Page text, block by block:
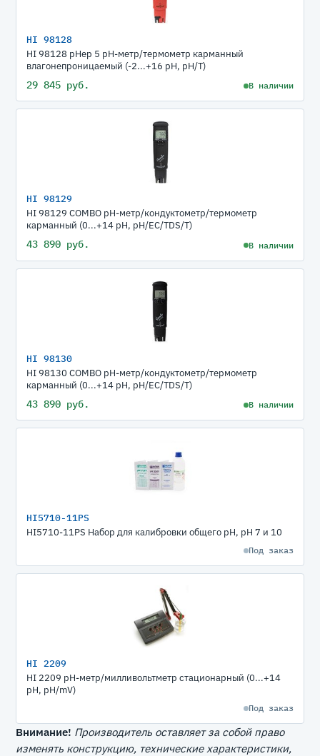
HI 98128
HI 98128 pHep 5 рН-метр/термометр карманный
влагонепроницаемый (-2...+16 pH, pH/T)
29 845 руб. В наличии
HI 98129
HI 98129 COMBO pH-метр/кондуктометр/термометр
карманный (0...+14 pH, pH/EC/TDS/T)
43 890 руб. В наличии
HI 98130
HI 98130 COMBO pH-метр/кондуктометр/термометр
карманный (0...+14 pH, pH/EC/TDS/T)
43 890 руб. В наличии
HI5710-11PS
HI5710-11PS Набор для калибровки общего pH, pH 7 и 10
Под заказ
HI 2209
HI 2209 рН-метр/милливольтметр стационарный (0...+14
pH, pH/mV)
Под заказ
Внимание! Производитель оставляет за собой право
изменять конструкцию, технические характеристики,